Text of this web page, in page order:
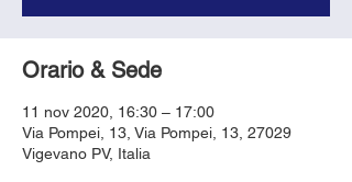
Orario & Sede
11 nov 2020, 16:30 – 17:00
Via Pompei, 13, Via Pompei, 13, 27029
Vigevano PV, Italia